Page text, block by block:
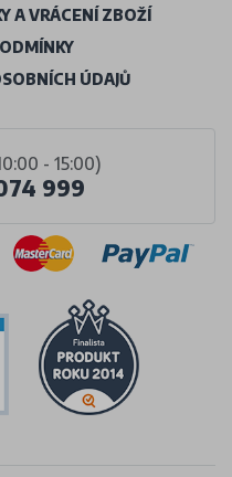
- 15:00)
999
A VRÁCENÍ ZBOŽÍ
ÚDAJŮ